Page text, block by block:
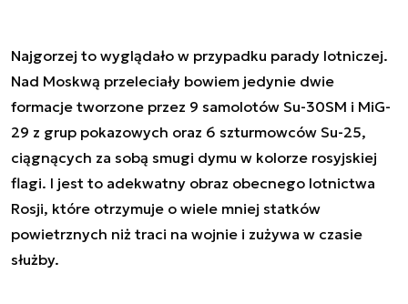
Najgorzej to wyglądało w przypadku parady lotniczej.
Nad Moskwą przeleciały bowiem jedynie dwie
formacje tworzone przez 9 samolotów Su-30SM i MiG-
29 z grup pokazowych oraz 6 szturmowców Su-25,
ciągnących za sobą smugi dymu w kolorze rosyjskiej
flagi. I jest to adekwatny obraz obecnego lotnictwa
Rosji, które otrzymuje o wiele mniej statków
powietrznych niż traci na wojnie i zużywa w czasie
służby.